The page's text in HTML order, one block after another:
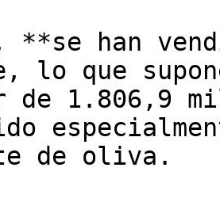
**se han
lo que
de 1.806,9
de oliva.